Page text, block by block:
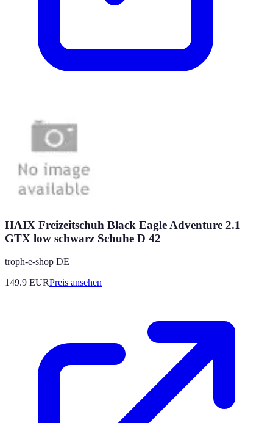
HAIX Freizeitschuh Black Eagle Adventure 2.1
GTX low schwarz Schuhe D 42
troph-e-shop DE
149.9 EURPreis ansehen